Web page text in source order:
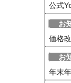
公式
お
価格
お
年末